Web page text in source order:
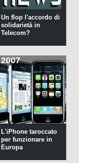
Un flop l'accordo di
solidarietà in
Telecom?
2007
L'iPhone taroccato
per funzionare in
Europa